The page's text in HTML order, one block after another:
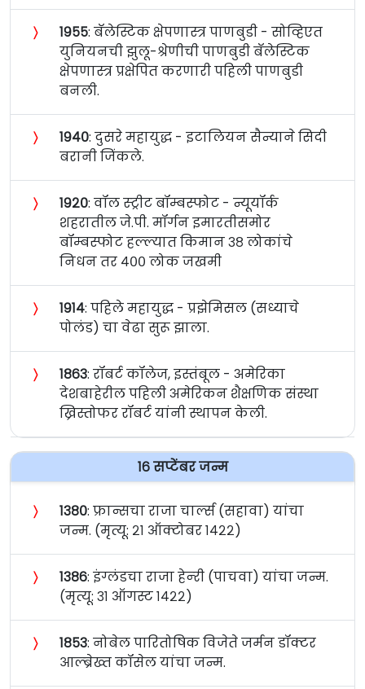
〉 १९५५: बॅलेस्टिक क्षेपणास्त्र पाणबुडी - सोव्हिएत
युनियनची झुलू-श्रेणीची पाणबुडी बॅलेस्टिक
क्षेपणास्त्र प्रक्षेपित करणारी पहिली पाणबुडी
बनली.
〉 १९४०: दुसरे महायुद्ध - इटालियन सैन्याने सिदी
बरानी जिंकले.
〉 १९२०: वॉल स्ट्रीट बॉम्बस्फोट - न्यूयॉर्क
शहरातील जे.पी. मॉर्गन इमारतीसमोर
बॉम्बस्फोट हल्ल्यात किमान ३८ लोकांचे
निधन तर ४०० लोक जखमी
〉 १९१४: पहिले महायुद्ध - प्रझेमिसल (सध्याचे
पोलंड) चा वेढा सुरू झाला.
〉 १८६३: रॉबर्ट कॉलेज, इस्तंबूल - अमेरिका
देशबाहेरील पहिली अमेरिकन शैक्षणिक संस्था
ख्रिस्तोफर रॉबर्ट यांनी स्थापन केली.
१६ सप्टेंबर जन्म
〉 १३८०: फ्रान्सचा राजा चार्ल्स (सहावा) यांचा
जन्म. (मृत्यू: २१ ऑक्टोबर १४२२)
〉 १३८६: इंग्लंडचा राजा हेन्‍री (पाचवा) यांचा जन्म.
(मृत्यू: ३१ ऑगस्ट १४२२)
〉 १८५३: नोबेल पारितोषिक विजेते जर्मन डॉक्टर
आल्ब्रेख्त कॉसेल यांचा जन्म.